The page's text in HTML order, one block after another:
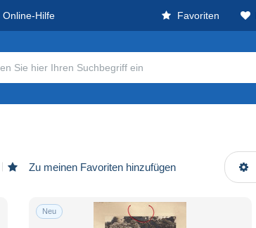
Online-Hilfe Favoriten
Zu meinen Favoriten hinzufügen
Neu